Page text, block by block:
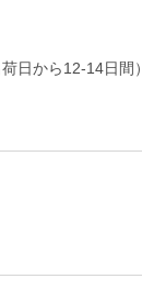
日から12-14日間）